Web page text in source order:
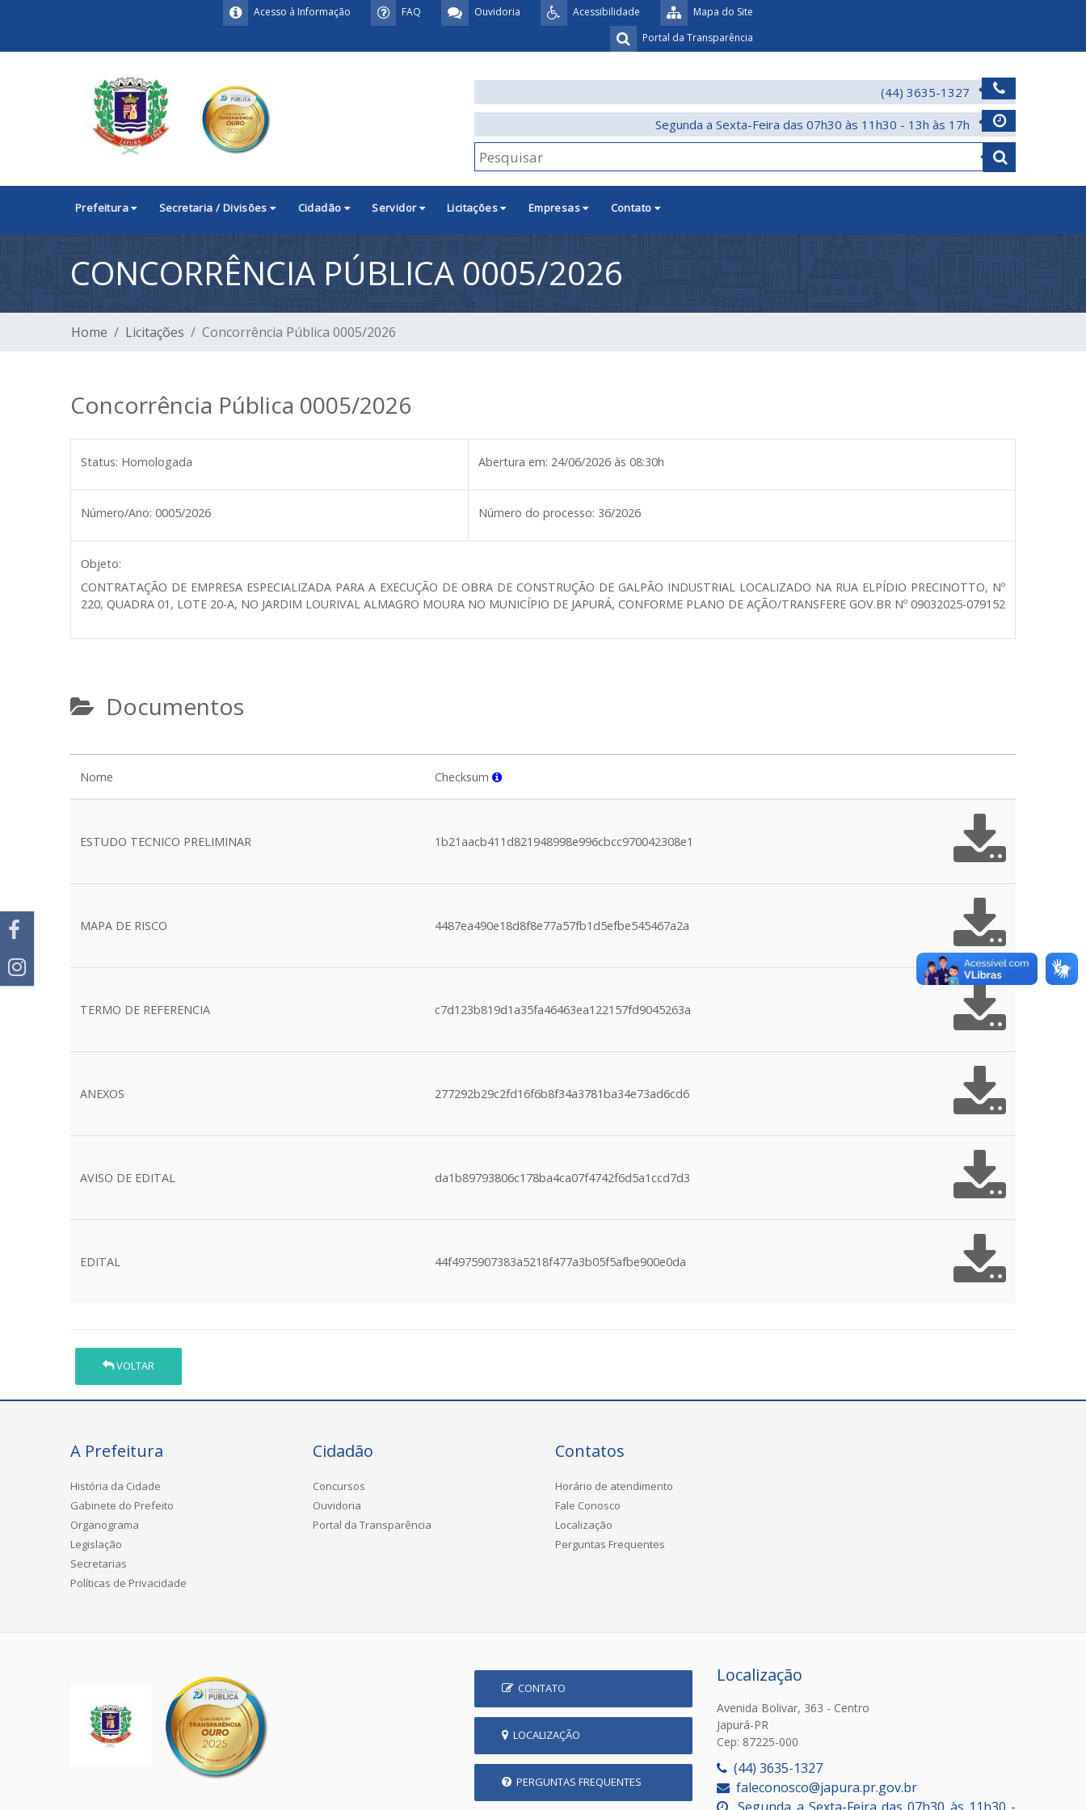
Mapa do Site
Acessibilidade
Ouvidoria
FAQ
Acesso à Informação
Portal da Transparência
(44) 3635-1327
Segunda a Sexta-Feira das 07h30 às 11h30 - 13h às 17h
Prefeitura Secretaria / Divisões Cidadão Servidor Licitações Empresas Contato
CONCORRÊNCIA PÚBLICA 0005/2026
Home Licitações Concorrência Pública 0005/2026
Concorrência Pública 0005/2026
Status: Homologada Abertura em: 24/06/2026 às 08:30h
Número/Ano: 0005/2026 Número do processo: 36/2026
Objeto:
CONTRATAÇÃO DE EMPRESA ESPECIALIZADA PARA A EXECUÇÃO DE OBRA DE CONSTRUÇÃO DE GALPÃO INDUSTRIAL LOCALIZADO NA RUA ELPÍDIO PRECINOTTO, Nº
220, QUADRA 01, LOTE 20-A, NO JARDIM LOURIVAL ALMAGRO MOURA NO MUNICÍPIO DE JAPURÁ, CONFORME PLANO DE AÇÃO/TRANSFERE GOV.BR Nº 09032025-079152
Documentos
Nome Checksum
ESTUDO TECNICO PRELIMINAR 1b21aacb411d821948998e996cbcc970042308e1
MAPA DE RISCO 4487ea490e18d8f8e77a57fb1d5efbe545467a2a
TERMO DE REFERENCIA c7d123b819d1a35fa46463ea122157fd9045263a
ANEXOS 277292b29c2fd16f6b8f34a3781ba34e73ad6cd6
AVISO DE EDITAL da1b89793806c178ba4ca07f4742f6d5a1ccd7d3
EDITAL 44f4975907383a5218f477a3b05f5afbe900e0da
VOLTAR
A Prefeitura
História da Cidade
Gabinete do Prefeito
Organograma
Legislação
Secretarias
Políticas de Privacidade
Cidadão
Concursos
Ouvidoria
Portal da Transparência
Contatos
Horário de atendimento
Fale Conosco
Localização
Perguntas Frequentes
CONTATO
LOCALIZAÇÃO
PERGUNTAS FREQUENTES
Localização
Avenida Bolivar, 363 - Centro
Japurá-PR
Cep: 87225-000
(44) 3635-1327
faleconosco@japura.pr.gov.br